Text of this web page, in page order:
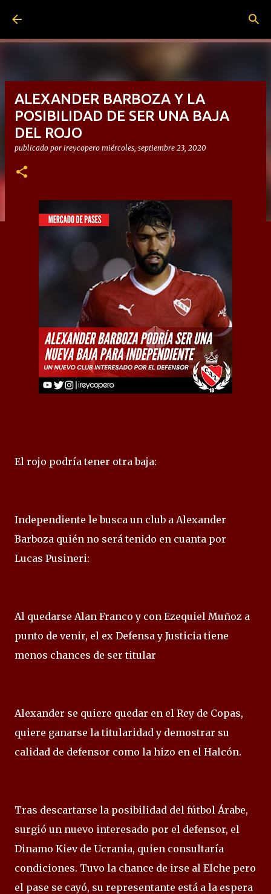
ALEXANDER BARBOZA Y LA
POSIBILIDAD DE SER UNA BAJA
DEL ROJO
publicado por ireycopero miércoles, septiembre 23, 2020
El rojo podría tener otra baja:
Independiente le busca un club a Alexander
Barboza quién no será tenido en cuanta por
Lucas Pusineri:
Al quedarse Alan Franco y con Ezequiel Muñoz a
punto de venir, el ex Defensa y Justicia tiene
menos chances de ser titular
Alexander se quiere quedar en el Rey de Copas,
quiere ganarse la titularidad y demostrar su
calidad de defensor como la hizo en el Halcón.
Tras descartarse la posibilidad del fútbol Árabe,
surgió un nuevo interesado por el defensor, el
Dinamo Kiev de Ucrania, quien consultaría
condiciones. Tuvo la chance de irse al Elche pero
el pase se cayó, su representante está a la espera